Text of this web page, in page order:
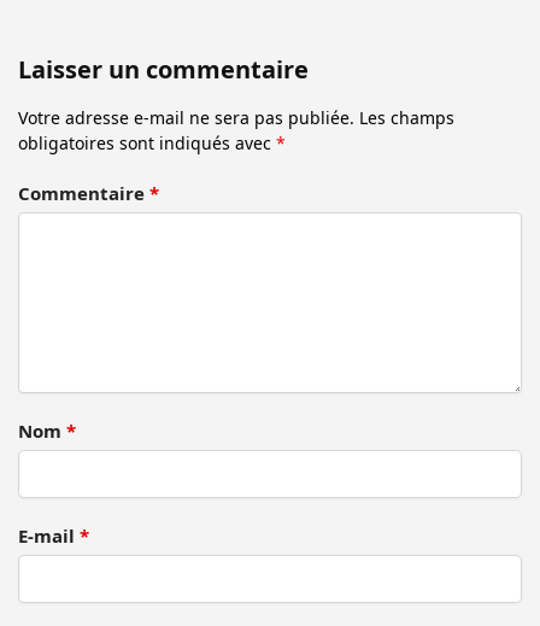
Laisser un commentaire
Votre adresse e-mail ne sera pas publiée. Les champs
obligatoires sont indiqués avec *
Commentaire *
Nom *
E-mail *